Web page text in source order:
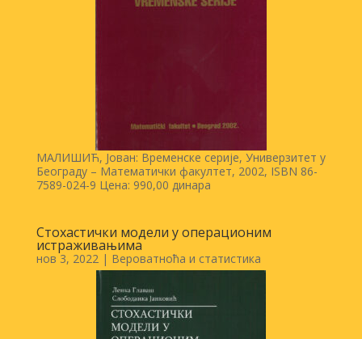
МАЛИШИЋ, Јован: Временске серије, Универзитет у
Београду – Математички факултет, 2002, ISBN 86-
7589-024-9 Цена: 990,00 динара
Стохастички модели у операционим
истраживањима
нов 3, 2022| Вероватноћа и статистика